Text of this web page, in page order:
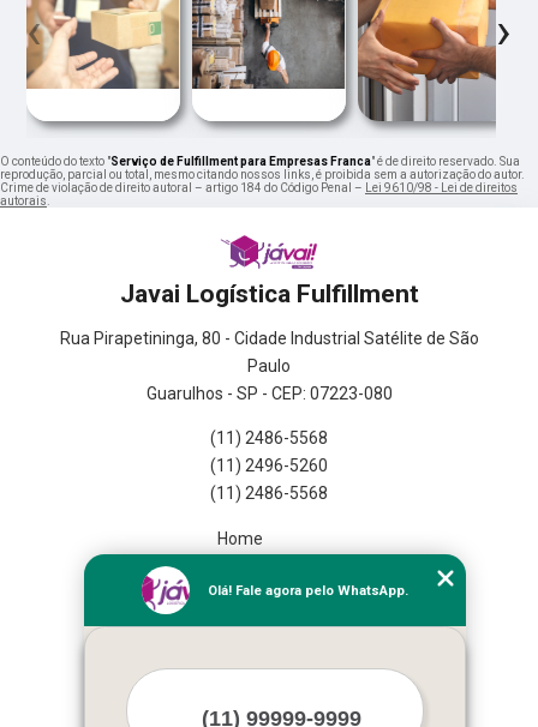
‹ ›
O conteúdo do texto "Serviço de Fulfillment para Empresas Franca" é de direito reservado. Sua
reprodução, parcial ou total, mesmo citando nossos links, é proibida sem a autorização do autor.
Crime de violação de direito autoral – artigo 184 do Código Penal –
Lei 9610/98 - Lei de direitos
autorais
Javai Logística Fulfillment
Rua Pirapetininga, 80 - Cidade Industrial Satélite de São
Paulo
Guarulhos - SP - CEP: 07223-080
(11) 2486-5568
(11) 2496-5260
(11) 2486-5568
Home
Missão
Olá! Fale agora pelo WhatsApp.